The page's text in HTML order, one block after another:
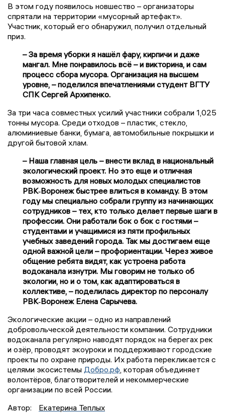
В этом году появилось новшество – организаторы
спрятали на территории «мусорный артефакт».
Участник, который его обнаружил, получил отдельный
приз.
– За время уборки я нашёл фару, кирпичи и даже
мангал. Мне понравилось всё – и викторина, и сам
процесс сбора мусора. Организация на высшем
уровне, – поделился впечатлениями студент ВГТУ
СПК Сергей Архипенко.
За три часа совместных усилий участники собрали 1,025
тонны мусора. Среди отходов – пластик, стекло,
алюминиевые банки, бумага, автомобильные покрышки и
другой бытовой хлам.
– Наша главная цель – внести вклад в национальный
экологический проект. Но это еще и отличная
возможность для новых молодых специалистов
РВК‑Воронеж быстрее влиться в команду. В этом
году мы специально собрали группу из начинающих
сотрудников – тех, кто только делает первые шаги в
профессии. Они работали бок о бок с гостями –
студентами и учащимися из пяти профильных
учебных заведений города. Так мы достигаем еще
одной важной цели – профориентации. Через живое
общение ребята видят, как устроена работа
водоканала изнутри. Мы говорим не только об
экологии, но и о том, как адаптироваться в
коллективе, – поделилась директор по персоналу
РВК‑Воронеж Елена Сарычева.
Экологические акции – одно из направлений
добровольческой деятельности компании. Сотрудники
водоканала регулярно наводят порядок на берегах рек
и озёр, проводят экоуроки и поддерживают городские
проекты по охране природы. Их работа перекликается с
целями экосистемы Добро.рф , которая объединяет
волонтёров, благотворителей и некоммерческие
организации по всей России.
Автор:
Екатерина Теплых